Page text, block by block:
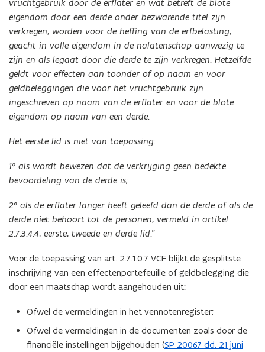
vruchtgebruik door de erflater en wat betreft de blote
eigendom door een derde onder bezwarende titel zijn
verkregen, worden voor de heffing van de erfbelasting,
geacht in volle eigendom in de nalatenschap aanwezig te
zijn en als legaat door die derde te zijn verkregen. Hetzelfde
geldt voor effecten aan toonder of op naam en voor
geldbeleggingen die voor het vruchtgebruik zijn
ingeschreven op naam van de erflater en voor de blote
eigendom op naam van een derde.
Het eerste lid is niet van toepassing:
1° als wordt bewezen dat de verkrijging geen bedekte
bevoordeling van de derde is;
2° als de erflater langer heeft geleefd dan de derde of als de
derde niet behoort tot de personen, vermeld in artikel
2.7.3.4.4, eerste, tweede en derde lid.”
Voor de toepassing van art. 2.7.1.0.7 VCF blijkt de gesplitste
inschrijving van een effectenportefeuille of geldbelegging die
door een maatschap wordt aangehouden uit:
Ofwel de vermeldingen in het vennotenregister;
Ofwel de vermeldingen in de documenten zoals door de
financiële instellingen bijgehouden (SP 20067 dd. 21 juni